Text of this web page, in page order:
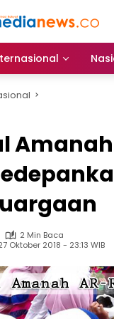
2 Min Baca
Oktober 2018 - 23:13 WIB